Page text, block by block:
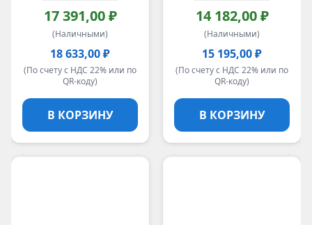
17 391,00 ₽
(Наличными)
18 633,00 ₽
(По счету с НДС 22% или по
QR-коду)
В КОРЗИНУ
14 182,00 ₽
(Наличными)
15 195,00 ₽
(По счету с НДС 22% или по
QR-коду)
В КОРЗИНУ